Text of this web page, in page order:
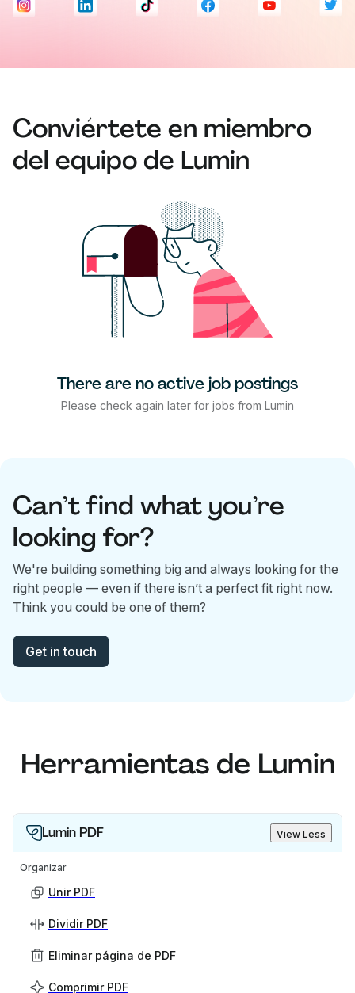
Conviértete en miembro
del equipo de Lumin
There are no active job postings
Please check again later for jobs from Lumin
Can’t find what you’re
looking for?
We're building something big and always looking for the
right people — even if there isn’t a perfect fit right now.
Think you could be one of them?
Get in touch
Herramientas de Lumin
Lumin PDF View Less
Organizar
Unir PDF
Dividir PDF
Eliminar página de PDF
Comprimir PDF